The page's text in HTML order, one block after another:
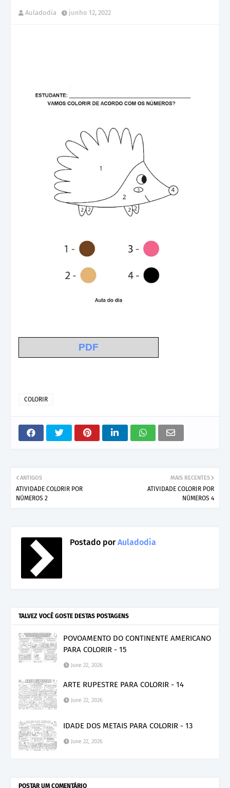
Auladodia junho 12, 2022
PDF
COLORIR
MAIS RECENTES
ATIVIDADE COLORIR POR
NÚMEROS 4
ANTIGOS
ATIVIDADE COLORIR POR
NÚMEROS 2
Postado porAuladodia
TALVEZ VOCÊ GOSTE DESTAS POSTAGENS
POVOAMENTO DO CONTINENTE AMERICANO
PARA COLORIR - 15
June 22, 2026
ARTE RUPESTRE PARA COLORIR - 14
June 22, 2026
IDADE DOS METAIS PARA COLORIR - 13
June 22, 2026
POSTAR UM COMENTÁRIO